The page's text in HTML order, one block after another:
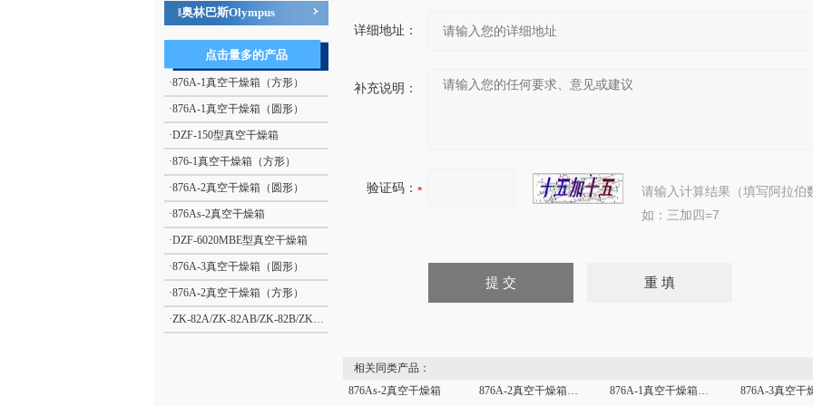
奥林巴斯Olympus
点击量多的产品
·876A-1真空干燥箱（方形）
·876A-1真空干燥箱（圆形）
·DZF-150型真空干燥箱
·876-1真空干燥箱（方形）
·876A-2真空干燥箱（圆形）
·876As-2真空干燥箱
·DZF-6020MBE型真空干燥箱
·876A-3真空干燥箱（圆形）
·876A-2真空干燥箱（方形）
·ZK-82A/ZK-82AB/ZK-82B/ZK-82BB/ZK-82J/ZK-072/ZK-072小型电热真空干燥箱
详细地址：
补充说明：
验证码：
请输入计算结果（填写阿拉伯
如：三加四=7
相关同类产品：
876As-2真空干燥箱
876A-2真空干燥箱（方形） 876A-1真空干燥箱（方形）